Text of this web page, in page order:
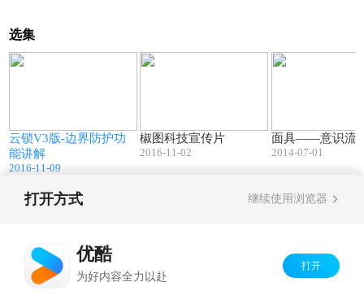
选集
云锁V3版-边界防护功
能讲解
2016-11-09
椒图科技宣传片
2016-11-02
面具——意识流
2014-07-01
打开方式 继续使用浏览器
优酷
为好内容全力以赴
打开